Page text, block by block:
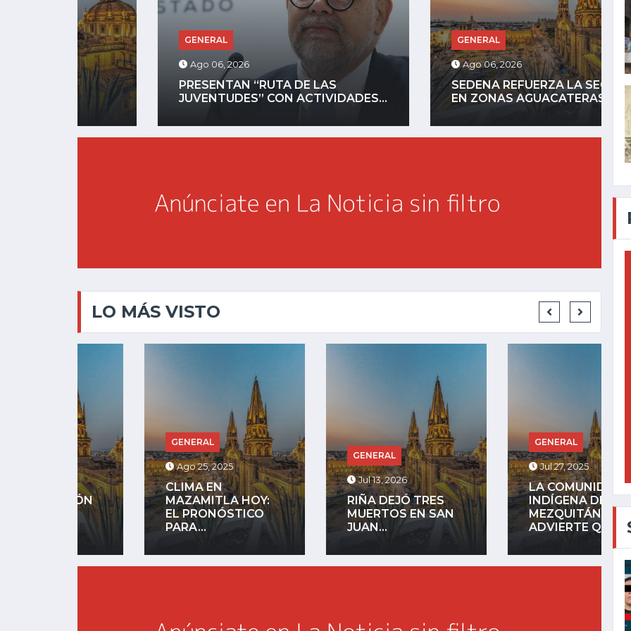
GENERAL
Ago 06, 2026
PRESENTAN “RUTA DE LAS
JUVENTUDES” CON ACTIVIDADES...
GENERAL
Ago 06, 2026
SEDENA REFUERZA LA SEGURIDAD
EN ZONAS AGUACATERAS...
LO MÁS VISTO
GENERAL
Ago 25, 2025
CLIMA EN
MAZAMITLA HOY:
EL PRONÓSTICO
PARA...
GENERAL
Jul 13, 2026
RIÑA DEJÓ TRES
MUERTOS EN SAN
JUAN...
GENERAL
Jul 27, 2025
LA COMUNIDAD
INDÍGENA DE
MEZQUITÁN
ADVIERTE QUE...